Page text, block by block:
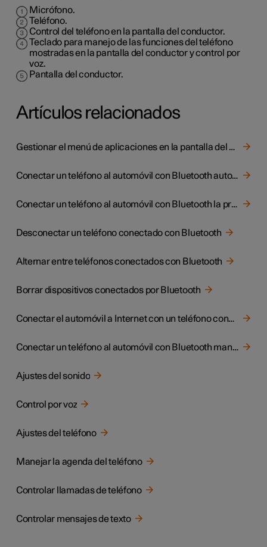
Micrófono.
Teléfono.
Control del teléfono en la pantalla del conductor.
Teclado para manejo de las funciones del teléfono
mostradas en la pantalla del conductor y control por
voz.
Pantalla del conductor.
Artículos relacionados
Gestionar el menú de aplicaciones en la pantalla del conductor
Conectar un teléfono al automóvil con Bluetooth automáticamente
Conectar un teléfono al automóvil con Bluetooth la primera vez
Desconectar un teléfono conectado con Bluetooth
Alternar entre teléfonos conectados con Bluetooth
Borrar dispositivos conectados por Bluetooth
Conectar el automóvil a Internet con un teléfono conectado por Bluetooth
Conectar un teléfono al automóvil con Bluetooth manualmente
Ajustes del sonido
Control por voz
Ajustes del teléfono
Manejar la agenda del teléfono
Controlar llamadas de teléfono
Controlar mensajes de texto